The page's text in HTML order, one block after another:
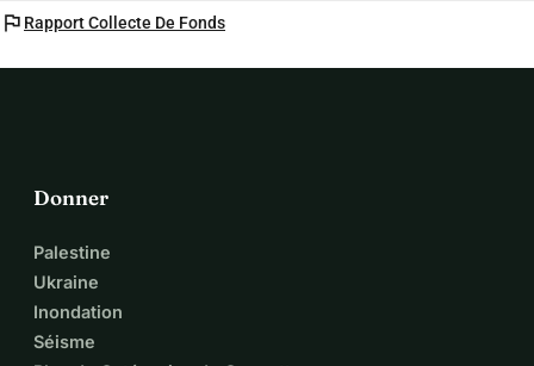
flag Rapport Collecte De Fonds
Donner
Palestine
Ukraine
Inondation
Séisme